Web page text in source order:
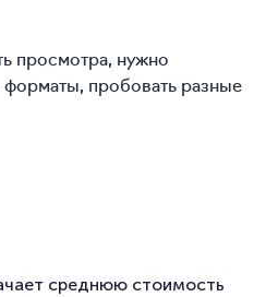
просмотра, нужно
пробовать разные
среднюю стоимость